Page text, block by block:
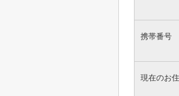
携帯番号
現在のお